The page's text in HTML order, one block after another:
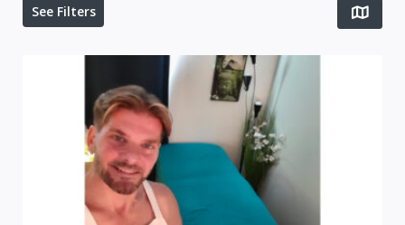
See Filters